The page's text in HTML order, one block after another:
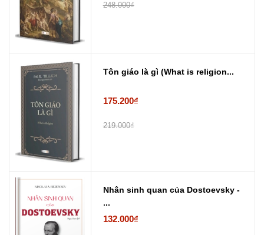
248.000₫
Tôn giáo là gì (What is religion...
175.200₫
219.000₫
Nhân sinh quan của Dostoevsky -
...
132.000₫